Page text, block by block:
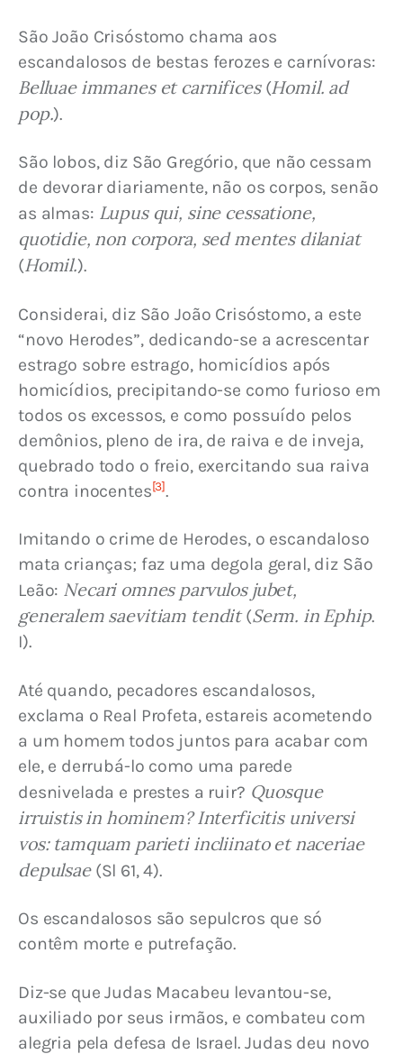
São João Crisóstomo chama aos
escandalosos de bestas ferozes e carnívoras:
Belluae immanes et carnifices (Homil. ad
pop.).
São lobos, diz São Gregório, que não cessam
de devorar diariamente, não os corpos, senão
as almas: Lupus qui, sine cessatione,
quotidie, non corpora, sed mentes dilaniat
(Homil.).
Considerai, diz São João Crisóstomo, a este
“novo Herodes”, dedicando-se a acrescentar
estrago sobre estrago, homicídios após
homicídios, precipitando-se como furioso em
todos os excessos, e como possuído pelos
demônios, pleno de ira, de raiva e de inveja,
quebrado todo o freio, exercitando sua raiva
contra inocentes[3].
Imitando o crime de Herodes, o escandaloso
mata crianças; faz uma degola geral, diz São
Leão: Necari omnes parvulos jubet,
generalem saevitiam tendit (Serm. in Ephip.
I).
Até quando, pecadores escandalosos,
exclama o Real Profeta, estareis acometendo
a um homem todos juntos para acabar com
ele, e derrubá-lo como uma parede
desnivelada e prestes a ruir? Quosque
irruistis in hominem? Interficitis universi
vos: tamquam parieti incliinato et naceriae
depulsae (Sl 61, 4).
Os escandalosos são sepulcros que só
contêm morte e putrefação.
Diz-se que Judas Macabeu levantou-se,
auxiliado por seus irmãos, e combateu com
alegria pela defesa de Israel. Judas deu novo